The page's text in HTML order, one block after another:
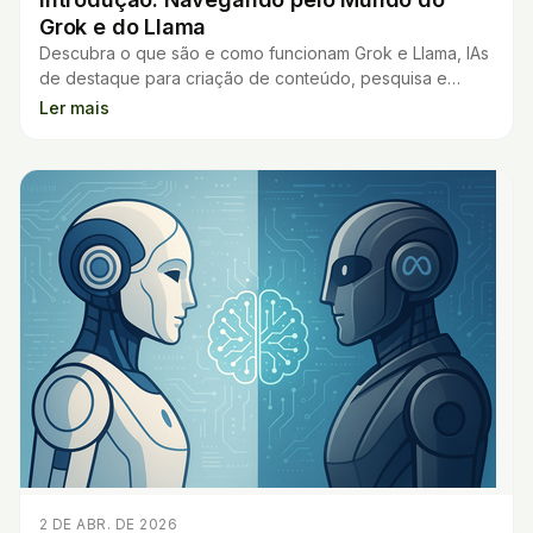
Grok e do Llama
Descubra o que são e como funcionam Grok e Llama, IAs
de destaque para criação de conteúdo, pesquisa e
programação. Veja qual atende melhor você!
Ler mais
2 DE ABR. DE 2026